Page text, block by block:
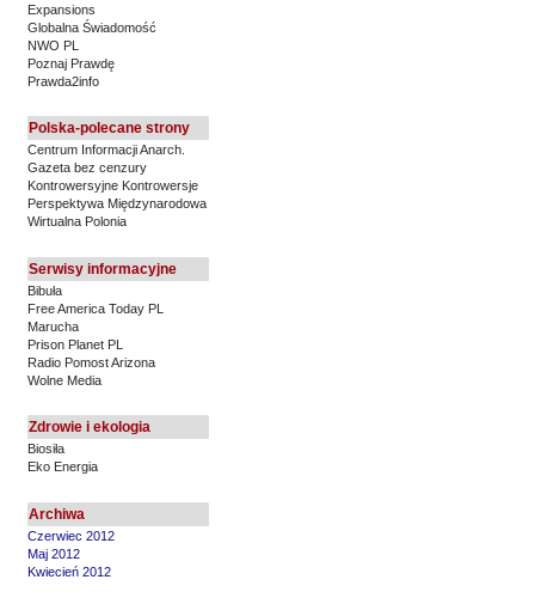
Expansions
Globalna Świadomość
NWO PL
Poznaj Prawdę
Prawda2info
Polska-polecane strony
Centrum Informacji Anarch.
Gazeta bez cenzury
Kontrowersyjne Kontrowersje
Perspektywa Międzynarodowa
Wirtualna Polonia
Serwisy informacyjne
Bibuła
Free America Today PL
Marucha
Prison Planet PL
Radio Pomost Arizona
Wolne Media
Zdrowie i ekologia
Biosiła
Eko Energia
Archiwa
Czerwiec 2012
Maj 2012
Kwiecień 2012